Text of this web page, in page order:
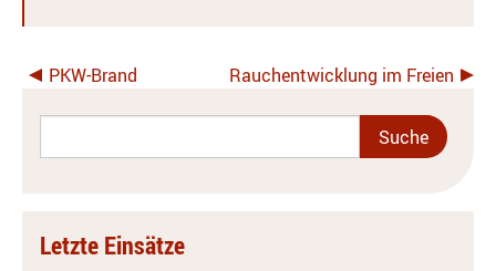
PKW-Brand Rauchentwicklung im Freien
Letzte Einsätze